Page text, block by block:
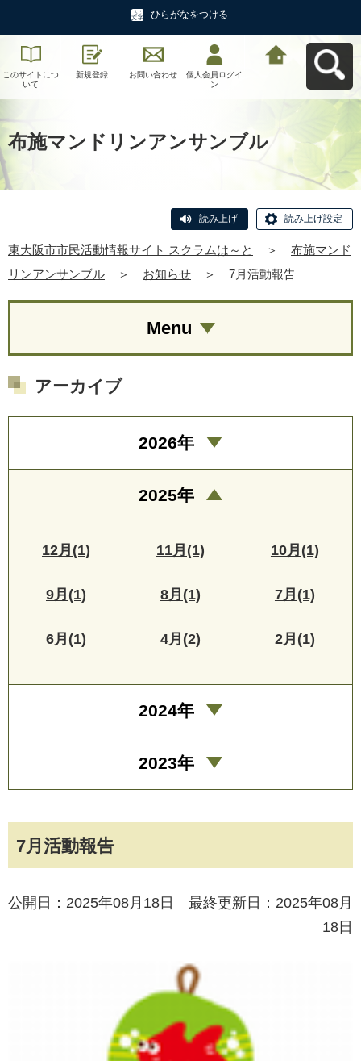
ひらがなをつける
このサイトにつ
いて
新規登録 お問い合わせ
個人会員ログイ
ン
布施マンドリンアンサンブル
読み上げ 読み上げ設定
東大阪市市民活動情報サイト スクラムは～と ＞
布施マンド
リンアンサンブル
＞ お知らせ ＞ 7月活動報告
7月活動報告
公開日：2025年08月18日 最終更新日：2025年08月
18日
Menu
アーカイブ
2026年
2025年
12月(1) 11月(1) 10月(1)
9月(1) 8月(1) 7月(1)
6月(1) 4月(2) 2月(1)
2024年
2023年